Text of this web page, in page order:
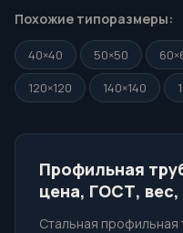
Похожие типоразмеры:
40×40 50×50
120×120
140×140
Профильная
цена, ГОСТ,
Стальная профильная